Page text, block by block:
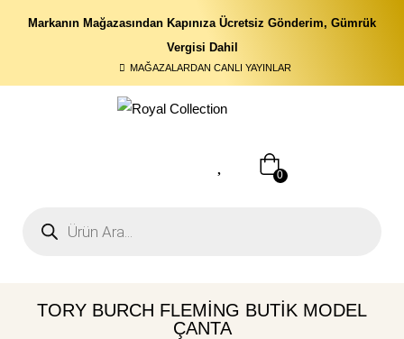
Markanın Mağazasından Kapınıza Ücretsiz Gönderim, Gümrük
Vergisi Dahil
MAĞAZALARDAN CANLI YAYINLAR
0
TORY BURCH FLEMING BUTIK MODEL
ÇANTA